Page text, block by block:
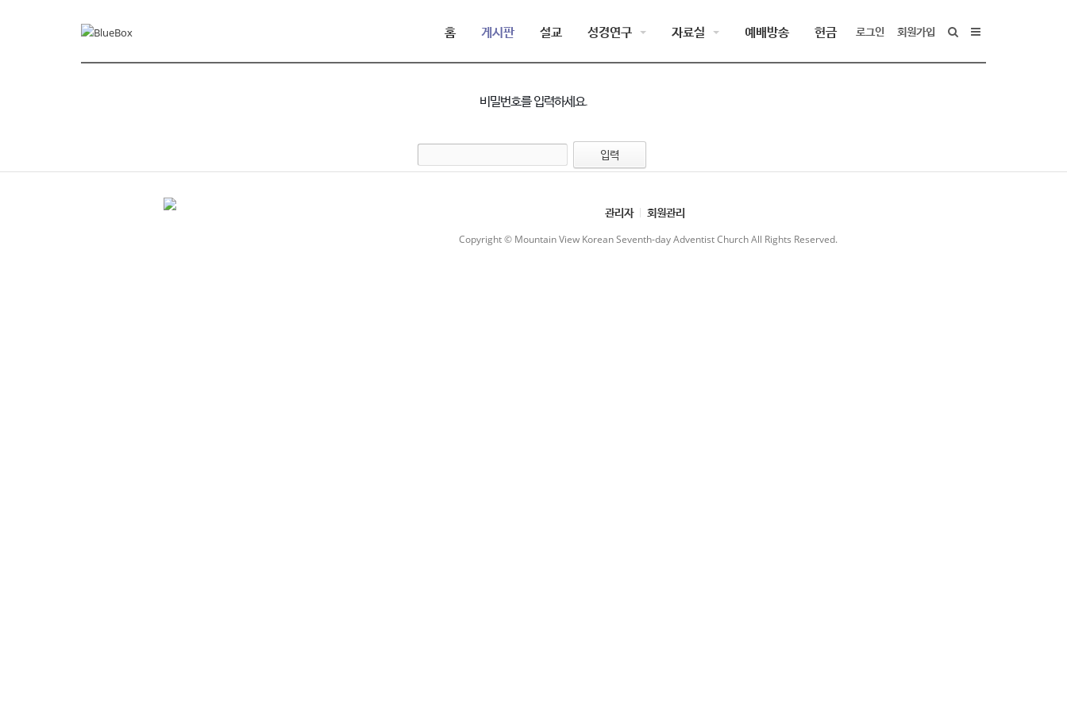
홈 게시판 설교 성경연구 자료실 예배방송 헌금 로그인 회원가입
비밀번호를 입력하세요.
관리자 회원관리
Copyright © Mountain View Korean Seventh-day Adventist Church All Rights Reserved.